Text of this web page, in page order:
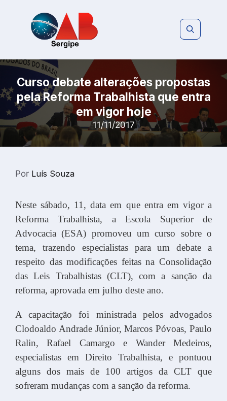
Curso debate alterações propostas
pela Reforma Trabalhista que entra
em vigor hoje
11/11/2017
Por Luís Souza
Neste sábado, 11, data em que entra em vigor a
Reforma Trabalhista, a Escola Superior de
Advocacia (ESA) promoveu um curso sobre o
tema, trazendo especialistas para um debate a
respeito das modificações feitas na Consolidação
das Leis Trabalhistas (CLT), com a sanção da
reforma, aprovada em julho deste ano.
A capacitação foi ministrada pelos advogados
Clodoaldo Andrade Júnior, Marcos Póvoas, Paulo
Ralin, Rafael Camargo e Wander Medeiros,
especialistas em Direito Trabalhista, e pontuou
alguns dos mais de 100 artigos da CLT que
sofreram mudanças com a sanção da reforma.